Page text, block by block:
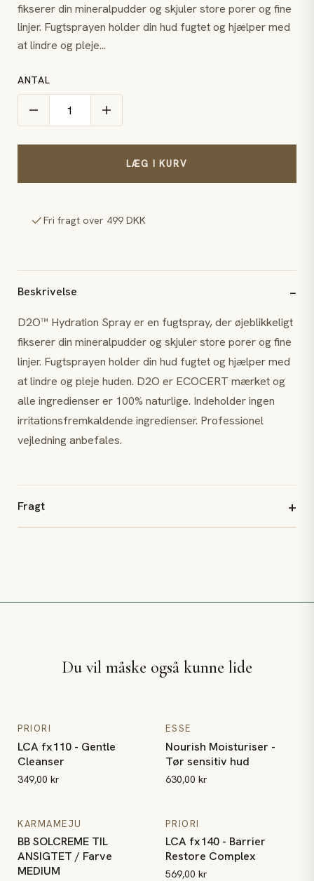
fikserer din mineralpudder og skjuler store porer og fine
linjer. Fugtsprayen holder din hud fugtet og hjælper med
at lindre og pleje...
ANTAL
LÆG I KURV
Fri fragt over 499 DKK
Beskrivelse
D2O™ Hydration Spray er en fugtspray, der øjeblikkeligt
fikserer din mineralpudder og skjuler store porer og fine
linjer. Fugtsprayen holder din hud fugtet og hjælper med
at lindre og pleje huden. D2O er ECOCERT mærket og
alle ingredienser er 100% naturlige. Indeholder ingen
irritationsfremkaldende ingredienser. Professionel
vejledning anbefales.
Fragt
Du vil måske også kunne lide
PRIORI
LCA fx110 - Gentle
Cleanser
349,00 kr
ESSE
Nourish Moisturiser -
Tør sensitiv hud
630,00 kr
KARMAMEJU
BB SOLCREME TIL
ANSIGTET / Farve
MEDIUM
PRIORI
LCA fx140 - Barrier
Restore Complex
569,00 kr